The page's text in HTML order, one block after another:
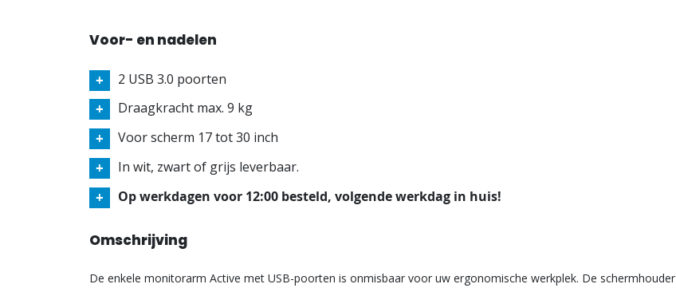
Voor- en nadelen
2 USB 3.0 poorten
Draagkracht max. 9 kg
Voor scherm 17 tot 30 inch
In wit, zwart of grijs leverbaar.
Op werkdagen voor 12:00 besteld, volgende werkdag in huis!
Omschrijving
De enkele monitorarm Active met USB-poorten is onmisbaar voor uw ergonomische werkplek. De schermhouder